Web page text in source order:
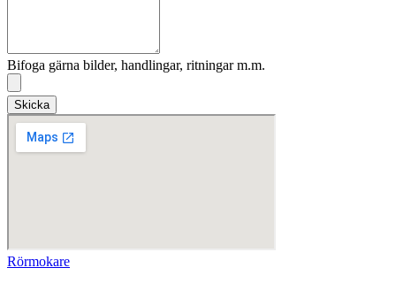
Bifoga gärna bilder, handlingar, ritningar m.m.
Skicka
Rörmokare